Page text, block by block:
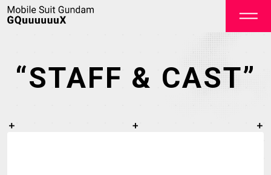
“STAFF & CAST”